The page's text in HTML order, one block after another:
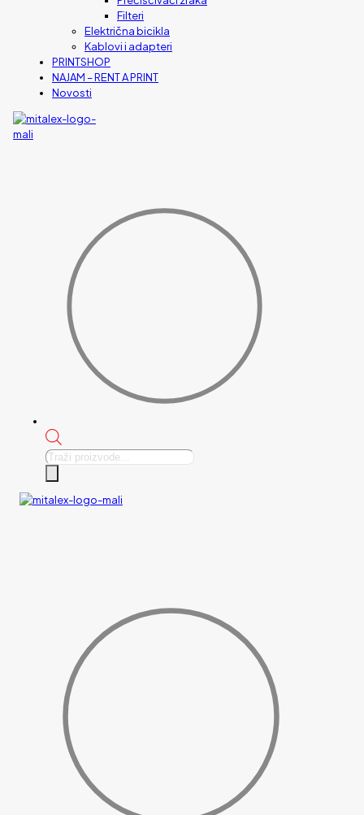
Filteri
Električna bicikla
Kablovi i adapteri
PRINTSHOP
NAJAM – RENT A PRINT
Novosti
Products